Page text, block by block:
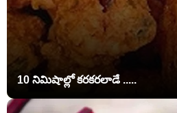
10 నిమిషాల్లో కరకరలాడే .....